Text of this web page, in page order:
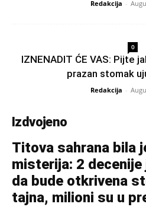
Redakcija -
0
IZNENADIT ĆE VAS: Pijte
prazan stomak
Redakcija -
Izdvojeno
Titova sahrana bila
misterija: 2
da bude otkrivena
tajna, milioni su u